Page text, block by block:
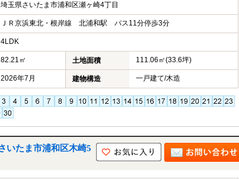
埼玉県さいたま市浦和区瀬ヶ崎4丁目
ＪＲ京浜東北・根岸線 北浦和駅 バス11分停歩3分
4LDK
82.21㎡ 土地面積 111.06㎡(33.6坪)
2026年7月 建物構造 一戸建て/木造
いたま市浦和区木崎5